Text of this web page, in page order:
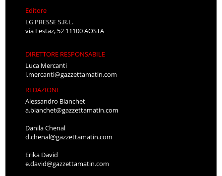
Editore
LG PRESSE S.R.L.
via Festaz, 52 11100 AOSTA
DIRETTORE RESPONSABILE
Luca Mercanti
l.mercanti@gazzettamatin.com
REDAZIONE
Alessandro Bianchet
a.bianchet@gazzettamatin.com
Danila Chenal
d.chenal@gazzettamatin.com
Erika David
e.david@gazzettamatin.com